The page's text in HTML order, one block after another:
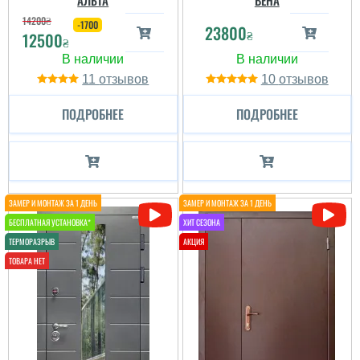
Борис
читати всі відгуки
14200₴
12500₴
-1700
11
ПОДРОБНЕЕ
23800₴
10
ПОДРОБНЕЕ